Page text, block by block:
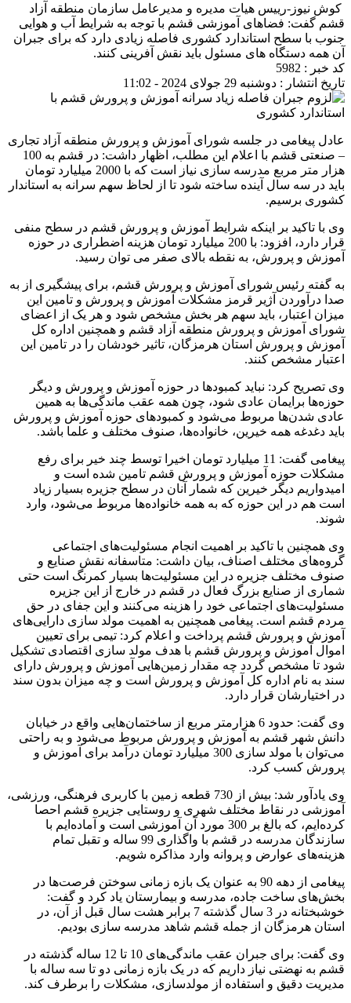
کوش نیوز-رییس هیات مدیره و مدیرعامل سازمان منطقه آزاد
قشم گفت: فضاهای آموزشی قشم با توجه به شرایط آب و هوایی
جنوب با سطح استاندارد کشوری فاصله زیادی دارد که برای جبران
آن همه دستگاه های مسئول باید نقش آفرینی کنند.
کد خبر : 5982
تاریخ انتشار : دوشنبه 29 جولای 2024 - 11:02
عادل پیغامی در جلسه شورای آموزش و پرورش منطقه آزاد تجاری
– صنعتی قشم با اعلام این مطلب، اظهار داشت: در قشم به 100
هزار متر مربع مدرسه سازی نیاز است که با 2000 میلیارد تومان
باید در سه سال آینده ساخته شود تا از لحاظ سهم سرانه به استاندار
کشوری برسیم.
وی با تاکید بر اینکه شرایط آموزش و پرورش قشم در سطح منفی
قرار دارد، افزود: با 200 میلیارد تومان هزینه اضطراری در حوزه
آموزش و پرورش، به نقطه بالای صفر می توان رسید.
به گفته رئیس شورای آموزش و پرورش قشم، برای پیشگیری از به
صدا درآوردن آژیر قرمز مشکلات آموزش و پرورش و تامین این
میزان اعتبار، باید سهم هر بخش مشخص شود و هر یک از اعضای
شورای آموزش و پرورش منطقه آزاد قشم و همچنین اداره کل
آموزش و پرورش استان هرمزگان، تاثیر خودشان را در تامین این
اعتبار مشخص کنند.
وی تصریح کرد: نباید کمبودها در حوزه آموزش و پرورش و دیگر
حوزه‌ها برایمان عادی شود، چون همه عقب ماندگی‌ها به همین
عادی شدن‌ها مربوط می‌شود و کمبودهای حوزه آموزش و پرورش
باید دغدغه همه خیرین، خانواده‌ها، صنوف مختلف و علما باشد.
پیغامی گفت: 11 میلیارد تومان اخیرا توسط چند خیر برای رفع
مشکلات حوزه آموزش و پرورش قشم تامین شده است و
امیدواریم دیگر خیرین که شمار آنان در سطح جزیره بسیار زیاد
است هم در این حوزه که به همه خانواده‌ها مربوط می‌شود، وارد
شوند.
وی همچنین با تاکید بر اهمیت انجام مسئولیت‌های اجتماعی
گروه‌های مختلف اصناف، بیان داشت: متاسفانه نقش صنایع و
صنوف مختلف جزیره در این مسئولیت‌ها بسیار کمرنگ است حتی
شماری از صنایع بزرگ فعال در قشم در خارج از این جزیره
مسئولیت‌های اجتماعی خود را هزینه می‌کنند و این جفای در حق
مردم قشم است. پیغامی همچنین به اهمیت مولد سازی دارایی‌های
آموزش و پرورش قشم پرداخت و اعلام کرد: تیمی برای تعیین
اموال آموزش و پرورش قشم با هدف مولد سازی اقتصادی تشکیل
شود تا مشخص گردد چه مقدار زمین‌هایی آموزش و پرورش دارای
سند به نام اداره کل آموزش و پرورش است و چه میزان بدون سند
در اختیارشان قرار دارد.
وی گفت: حدود 6 هزارمتر مربع از ساختمان‌هایی واقع در خیابان
دانش شهر قشم به آموزش و پرورش مربوط می‌شود و به راحتی
می‌توان با مولد سازی 300 میلیارد تومان درآمد برای آموزش و
پرورش کسب کرد.
وی یادآور شد: بیش از 730 قطعه زمین با کاربری فرهنگی، ورزشی،
آموزشی در نقاط مختلف شهری و روستایی جزیره قشم احصا
کرده‌ایم، که بالغ بر 300 مورد آن آموزشی است و آماده‌ایم با
سازندگان مدرسه در قشم با واگذاری 99 ساله و تقبل تمام
هزینه‌های عوارض و پروانه وارد مذاکره شویم.
پیغامی از دهه 90 به عنوان یک بازه زمانی سوختن فرصت‌ها در
بخش‌های ساخت جاده، مدرسه و بیمارستان یاد کرد و گفت:
خوشبختانه در 3 سال گذشته 7 برابر هشت سال قبل از آن، در
استان هرمزگان از جمله قشم شاهد مدرسه سازی بودیم.
وی گفت: برای جبران عقب ماندگی‌های 10 تا 12 ساله گذشته در
قشم به نهضتی نیاز داریم که در یک بازه زمانی دو تا سه ساله با
مدیریت دقیق و استفاده از مولدسازی‌، مشکلات را برطرف کند.